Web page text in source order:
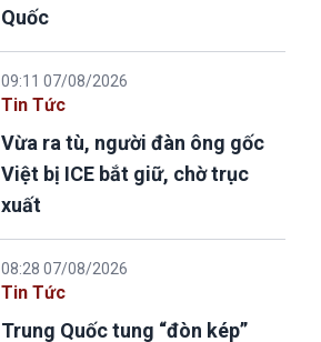
Quốc
09:11 07/08/2026
Tin Tức
Vừa ra tù, người đàn ông gốc
Việt bị ICE bắt giữ, chờ trục
xuất
08:28 07/08/2026
Tin Tức
Trung Quốc tung “đòn kép”